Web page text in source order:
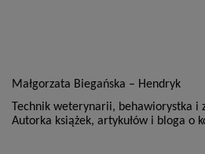
Małgorzata Biegańska – Hendryk
Technik weterynarii, behawiorystka i
Autorka książek, artykułów i bloga o